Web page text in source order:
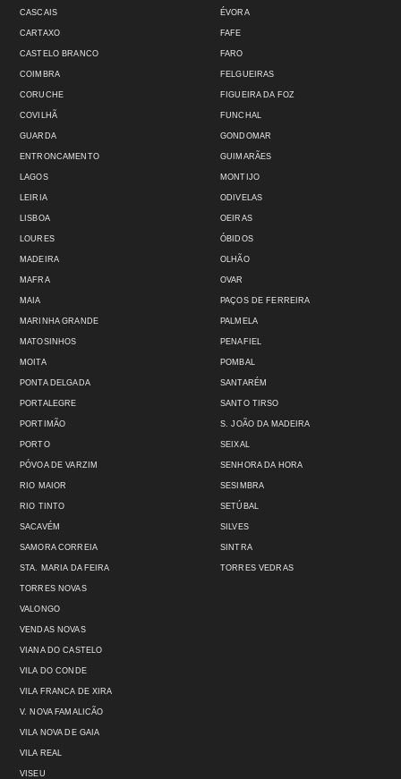
CASCAIS
CARTAXO
CASTELO BRANCO
COIMBRA
CORUCHE
COVILHÃ
GUARDA
ENTRONCAMENTO
ÉVORA
FAFE
FARO
FELGUEIRAS
FIGUEIRA DA FOZ
FUNCHAL
GONDOMAR
GUIMARÃES
LAGOS
LEIRIA
LISBOA
LOURES
MADEIRA
MAFRA
MAIA
MARINHA GRANDE
MATOSINHOS
MOITA
MONTIJO
ODIVELAS
OEIRAS
ÓBIDOS
OLHÃO
OVAR
PAÇOS DE FERREIRA
PALMELA
PENAFIEL
POMBAL
PONTA DELGADA
PORTALEGRE
PORTIMÃO
PORTO
PÓVOA DE VARZIM
RIO MAIOR
RIO TINTO
SACAVÉM
SAMORA CORREIA
STA. MARIA DA FEIRA
SANTARÉM
SANTO TIRSO
S. JOÃO DA MADEIRA
SEIXAL
SENHORA DA HORA
SESIMBRA
SETÚBAL
SILVES
SINTRA
TORRES VEDRAS
TORRES NOVAS
VALONGO
VENDAS NOVAS
VIANA DO CASTELO
VILA DO CONDE
VILA FRANCA DE XIRA
V. NOVA FAMALICÃO
VILA NOVA DE GAIA
VILA REAL
VISEU